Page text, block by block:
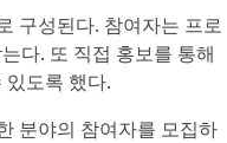
구성된다. 참여자는 프로
다. 또 직접 홍보를 통해
도록 했다.
분야의 참여자를 모집하